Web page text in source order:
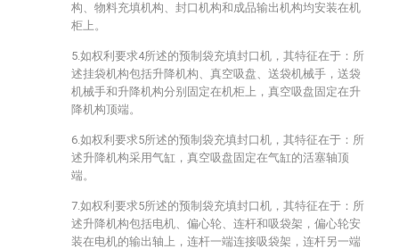
构、物料充填机构、封口机构和成品输出机构均安装在机
柜上。
5.如权利要求4所述的预制袋充填封口机，其特征在于：所
述挂袋机构包括升降机构、真空吸盘、送袋机械手，送袋
机械手和升降机构分别固定在机柜上，真空吸盘固定在升
降机构顶端。
6.如权利要求5所述的预制袋充填封口机，其特征在于：所
述升降机构采用气缸，真空吸盘固定在气缸的活塞轴顶
端。
7.如权利要求5所述的预制袋充填封口机，其特征在于：所
述升降机构包括电机、偏心轮、连杆和吸袋架，偏心轮安
装在电机的输出轴上，连杆一端连接吸袋架，连杆另一端